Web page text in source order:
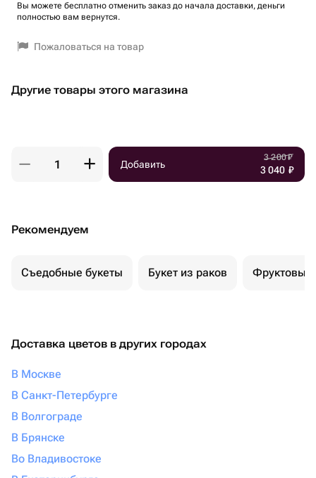
Вы можете бесплатно отменить заказ до начала доставки, деньги
полностью вам вернутся.
Пожаловаться на товар
Другие товары этого магазина
Добавить
3 200₽
3 040 ₽
Рекомендуем
Съедобные букеты Букет из раков Фруктовый
Доставка цветов в других городах
В Москве
В Санкт-Петербурге
В Волгограде
В Брянске
Во Владивостоке